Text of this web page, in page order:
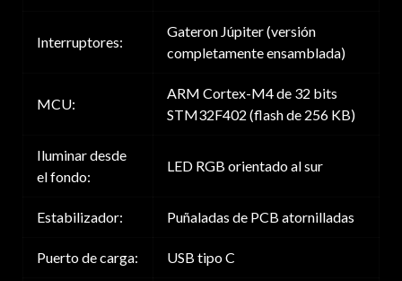
Interruptores:
Gateron Júpiter (versión
completamente ensamblada)
MCU:
ARM Cortex-M4 de 32 bits
STM32F402 (flash de 256 KB)
Iluminar desde
el fondo:
LED RGB orientado al sur
Estabilizador: Puñaladas de PCB atornilladas
Puerto de carga: USB tipo C